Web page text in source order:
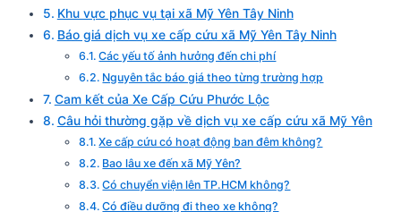
Khu vực phục vụ tại xã Mỹ Yên Tây Ninh
Báo giá dịch vụ xe cấp cứu xã Mỹ Yên Tây Ninh
Các yếu tố ảnh hưởng đến chi phí
Nguyên tắc báo giá theo từng trường hợp
Cam kết của Xe Cấp Cứu Phước Lộc
Câu hỏi thường gặp về dịch vụ xe cấp cứu xã Mỹ Yên
Xe cấp cứu có hoạt động ban đêm không?
Bao lâu xe đến xã Mỹ Yên?
Có chuyển viện lên TP.HCM không?
Có điều dưỡng đi theo xe không?